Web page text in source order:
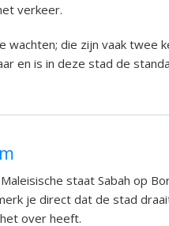
verkeer.
die zijn vaak twee
en is in deze stad de
staat Sabah op
je direct dat de stad
over heeft.